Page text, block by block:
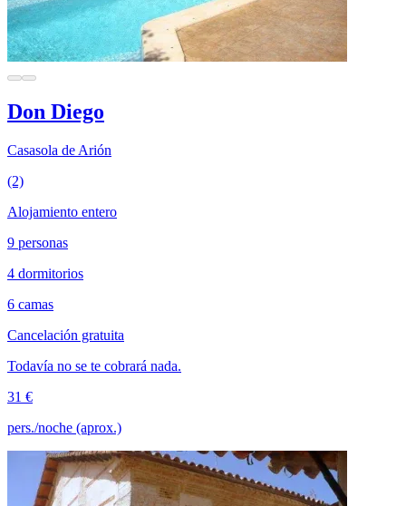
Don Diego
Casasola de Arión
(2)
Alojamiento entero
9 personas
4 dormitorios
6 camas
Cancelación gratuita
Todavía no se te cobrará nada.
31 €
pers./noche (aprox.)